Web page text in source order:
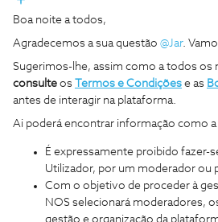
Boa noite a todos,
Agradecemos a sua questão @Jar.
Sugerimos-lhe, assim como a todos os
consulte os Termos e Condições e as
antes de interagir na plataforma.
Ai poderá encontrar informação como
É expressamente proibido fazer-
Utilizador, por um moderador ou
Com o objetivo de proceder à
NOS selecionará moderadores,
gestão e organização da